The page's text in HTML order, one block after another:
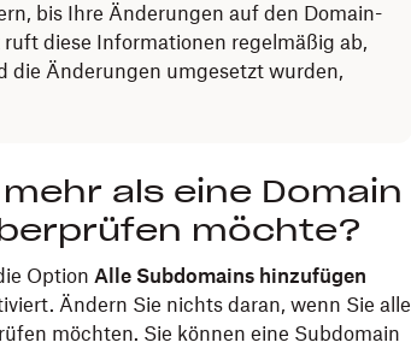
bis Ihre Änderungen auf den Domain-
diese Informationen regelmäßig ab,
die Änderungen umgesetzt wurden,
als eine Domain
möchte?
Option Alle Subdomains hinzufügen
Ändern Sie nichts daran, wenn Sie alle
möchten. Sie können eine Subdomain